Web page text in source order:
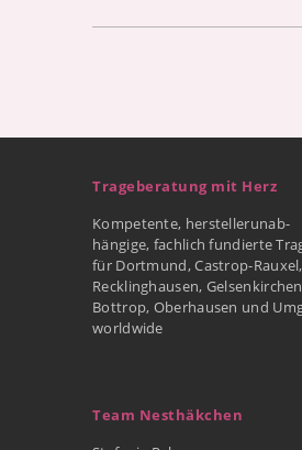
Trageberatung mit Herz
Kompetente, herstellerunab-
hängige, fachlich fundierte
für Dortmund, Castrop-
Recklinghausen,
Bottrop, Oberhausen und
worldwide
Team Nesthäkchen